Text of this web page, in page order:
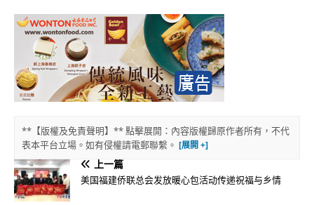
**【版權及免責聲明】** 點擊展開：內容版權歸原作者所有，不代
表本平台立場。如有侵權請電郵聯繫。
上一篇
美国福建侨联总会发放暖心包活动传递祝福与乡情